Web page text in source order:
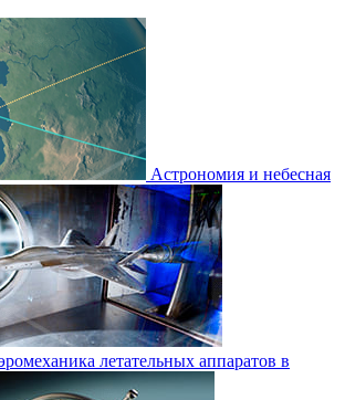
Астрономия и небесная
летательных аппаратов в